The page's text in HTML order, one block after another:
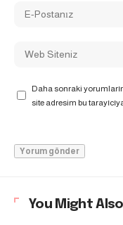
Daha sonraki
site adresim bu
You Might